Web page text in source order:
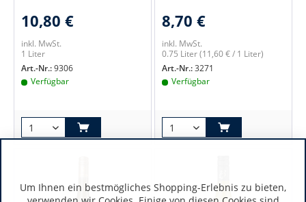
10,80 €
inkl. MwSt.
1 Liter
Art.-Nr.:9306
Verfügbar
8,70 €
inkl. MwSt.
0.75 Liter(11,60 € / 1 Liter)
Art.-Nr.:3271
Verfügbar
Um Ihnen ein bestmögliches Shopping-Erlebnis zu bieten,